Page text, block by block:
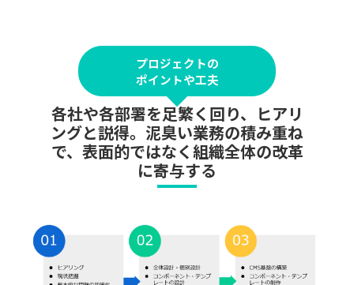
プロジェクトの
ポイントや工夫
各社や各部署を足繁く回り、ヒアリ
ングと説得。泥臭い業務の積み重ね
で、表面的ではなく組織全体の改革
に寄与する